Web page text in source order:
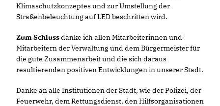
Klimaschutzkonzeptes und zur Umstellung der
Straßenbeleuchtung auf LED beschritten wird.
Zum Schlussdanke ich allen Mitarbeiterinnen und
Mitarbeitern der Verwaltung und dem Bürgermeister für
die gute Zusammenarbeit und die sich daraus
resultierenden positiven Entwicklungen in unserer Stadt.
Danke an alle Institutionen der Stadt, wie der Polizei, der
Feuerwehr, dem Rettungsdienst, den Hilfsorganisationen